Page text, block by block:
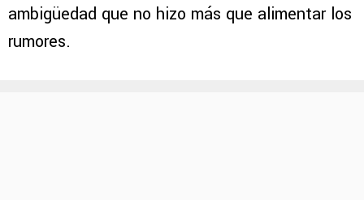
ambigüedad que no hizo más que alimentar los
rumores.